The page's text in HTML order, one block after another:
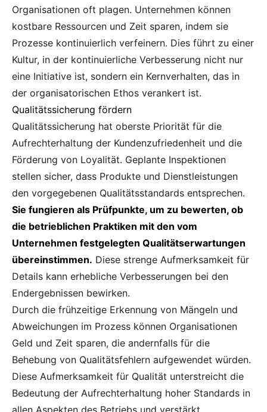
Organisationen oft plagen. Unternehmen können
kostbare Ressourcen und Zeit sparen, indem sie
Prozesse kontinuierlich verfeinern. Dies führt zu einer
Kultur, in der kontinuierliche Verbesserung nicht nur
eine Initiative ist, sondern ein Kernverhalten, das in
der organisatorischen Ethos verankert ist.
Qualitätssicherung fördern
Qualitätssicherung hat oberste Priorität für die
Aufrechterhaltung der Kundenzufriedenheit und die
Förderung von Loyalität. Geplante Inspektionen
stellen sicher, dass Produkte und Dienstleistungen
den vorgegebenen Qualitätsstandards entsprechen.
Sie fungieren als Prüfpunkte, um zu bewerten, ob
die betrieblichen Praktiken mit den vom
Unternehmen festgelegten Qualitätserwartungen
übereinstimmen. Diese strenge Aufmerksamkeit für
Details kann erhebliche Verbesserungen bei den
Endergebnissen bewirken.
Durch die frühzeitige Erkennung von Mängeln und
Abweichungen im Prozess können Organisationen
Geld und Zeit sparen, die andernfalls für die
Behebung von Qualitätsfehlern aufgewendet würden.
Diese Aufmerksamkeit für Qualität unterstreicht die
Bedeutung der Aufrechterhaltung hoher Standards in